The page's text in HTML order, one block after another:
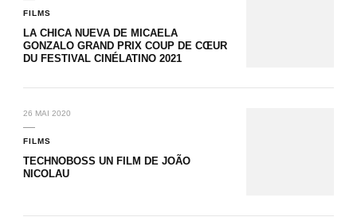
FILMS
LA CHICA NUEVA DE MICAELA
GONZALO GRAND PRIX COUP DE CŒUR
DU FESTIVAL CINÉLATINO 2021
26 MAI 2020
FILMS
TECHNOBOSS UN FILM DE JOÃO
NICOLAU